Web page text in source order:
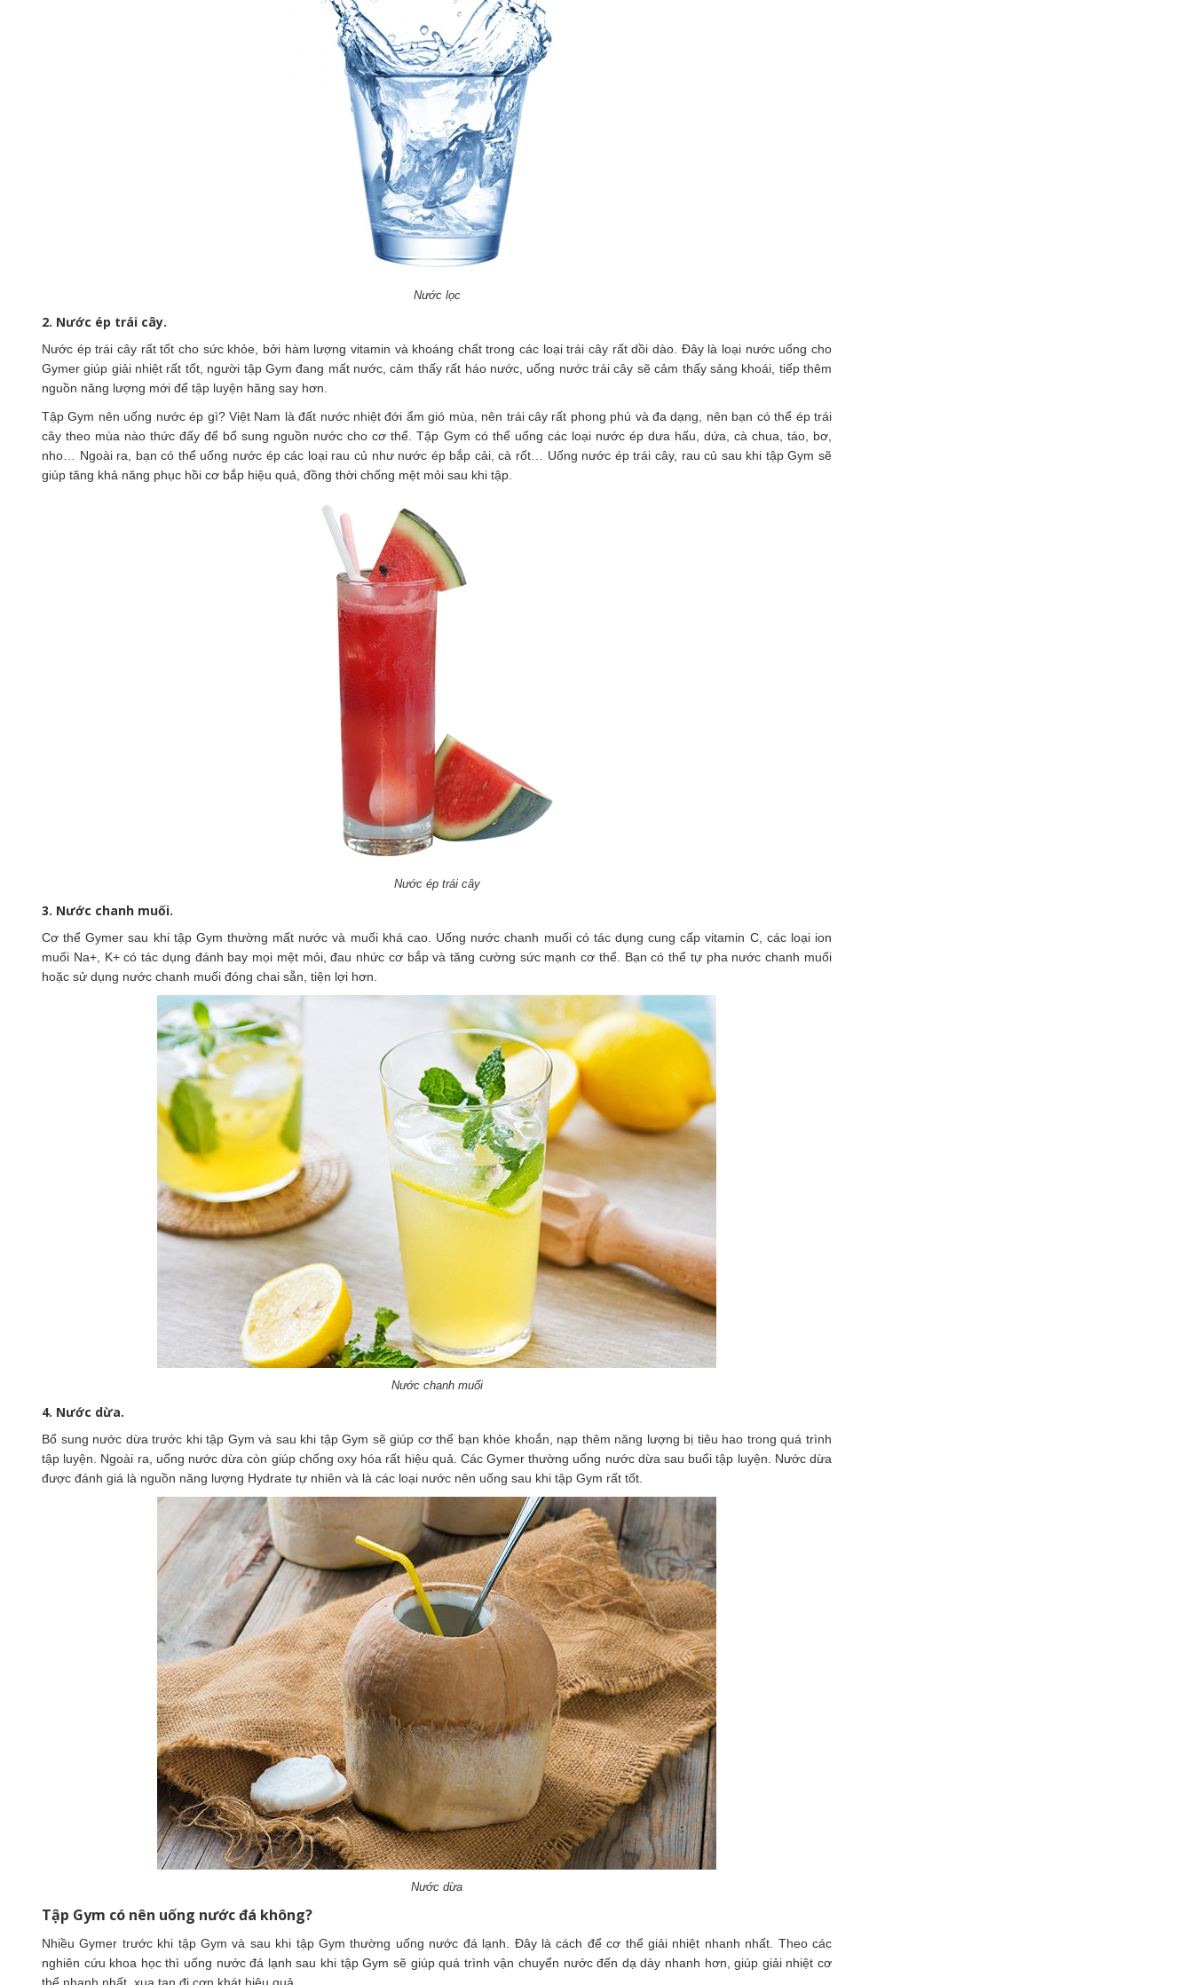
Nước lọc
2. Nước ép trái cây.
Nước ép trái cây rất tốt cho sức khỏe, bởi hàm lượng vitamin và khoáng chất trong các loại trái cây rất dồi dào. Đây là loại nước uống cho
Gymer giúp giải nhiệt rất tốt, người tập Gym đang mất nước, cảm thấy rất háo nước, uống nước trái cây sẽ cảm thấy sảng khoái, tiếp thêm
nguồn năng lượng mới để tập luyện hăng say hơn.
Tập Gym nên uống nước ép gì? Việt Nam là đất nước nhiệt đới ẩm gió mùa, nên trái cây rất phong phú và đa dạng, nên bạn có thể ép trái
cây theo mùa nào thức đấy để bổ sung nguồn nước cho cơ thể. Tập Gym có thể uống các loại nước ép dưa hấu, dứa, cà chua, táo, bơ,
nho… Ngoài ra, bạn có thể uống nước ép các loại rau củ như nước ép bắp cải, cà rốt… Uống nước ép trái cây, rau củ sau khi tập Gym sẽ
giúp tăng khả năng phục hồi cơ bắp hiệu quả, đồng thời chống mệt mỏi sau khi tập.
Nước ép trái cây
3. Nước chanh muối.
Cơ thể Gymer sau khi tập Gym thường mất nước và muối khá cao. Uống nước chanh muối có tác dụng cung cấp vitamin C, các loại ion
muối Na+, K+ có tác dụng đánh bay mọi mệt mỏi, đau nhức cơ bắp và tăng cường sức mạnh cơ thể. Bạn có thể tự pha nước chanh muối
hoặc sử dụng nước chanh muối đóng chai sẵn, tiện lợi hơn.
Nước chanh muối
4. Nước dừa.
Bổ sung nước dừa trước khi tập Gym và sau khi tập Gym sẽ giúp cơ thể bạn khỏe khoắn, nạp thêm năng lượng bị tiêu hao trong quá trình
tập luyện. Ngoài ra, uống nước dừa còn giúp chống oxy hóa rất hiệu quả. Các Gymer thường uống nước dừa sau buổi tập luyện. Nước dừa
được đánh giá là nguồn năng lượng Hydrate tự nhiên và là các loại nước nên uống sau khi tập Gym rất tốt.
Nước dừa
Tập Gym có nên uống nước đá không?
Nhiều Gymer trước khi tập Gym và sau khi tập Gym thường uống nước đá lạnh. Đây là cách để cơ thể giải nhiệt nhanh nhất. Theo các
nghiên cứu khoa học thì uống nước đá lạnh sau khi tập Gym sẽ giúp quá trình vận chuyển nước đến dạ dày nhanh hơn, giúp giải nhiệt cơ